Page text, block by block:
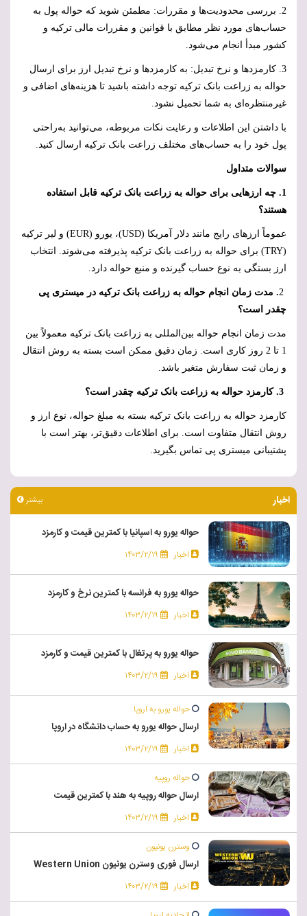
2. بررسی محدودیت‌ها و مقررات: مطمئن شوید که حواله پول به
حساب‌های مورد نظر مطابق با قوانین و مقررات مالی ترکیه و
کشور مبدأ انجام می‌شود.
3. کارمزدها و نرخ تبدیل: به کارمزدها و نرخ تبدیل ارز برای ارسال
حواله به زراعت بانک ترکیه توجه داشته باشید تا هزینه‌های اضافی و
غیرمنتظره‌ای به شما تحمیل نشود.
با داشتن این اطلاعات و رعایت نکات مربوطه، می‌توانید به‌راحتی
پول خود را به حساب‌های مختلف زراعت بانک ترکیه ارسال کنید.
سوالات متداول
1. چه ارزهایی برای حواله به زراعت بانک ترکیه قابل استفاده
هستند؟
عموماً ارزهای رایج مانند دلار آمریکا (USD)، یورو (EUR) و لیر ترکیه
(
TRY) برای حواله به زراعت بانک ترکیه پذیرفته می‌شوند. انتخاب
ارز بستگی به نوع حساب گیرنده و منبع حواله دارد.
. مدت زمان انجام حواله به زراعت بانک ترکیه در میستری پی
چقدر است؟
مدت زمان انجام حواله بین‌المللی به زراعت بانک ترکیه معمولاً بین
1 تا 2 روز کاری است. زمان دقیق ممکن است بسته به روش انتقال
و زمان ثبت سفارش متغیر باشد.
3. کارمزد حواله به زراعت بانک ترکیه چقدر است؟
کارمزد حواله به زراعت بانک ترکیه بسته به مبلغ حواله، نوع ارز و
روش انتقال متفاوت است. برای اطلاعات دقیق‌تر، بهتر است با
پشتیبانی میستری پی تماس بگیرید.
اخبار بیشتر
حواله یورو به اسپانیا با کمترین قیمت و کارمزد
اخبار ۱۴۰۳/۲/۱۹
حواله یورو به فرانسه با کمترین نرخ و کارمزد
اخبار ۱۴۰۳/۲/۱۹
حواله یورو به پرتغال با کمترین قیمت و کارمزد
اخبار ۱۴۰۳/۲/۱۹
حواله یورو به اروپا
ارسال حواله یورو به حساب دانشگاه در اروپا
اخبار ۱۴۰۳/۲/۱۹
حواله روپیه
ارسال حواله روپیه به هند با کمترین قیمت
اخبار ۱۴۰۳/۲/۱۹
وسترن یونیون
ارسال فوری وسترن یونیون Western Union
اخبار ۱۴۰۳/۲/۱۹